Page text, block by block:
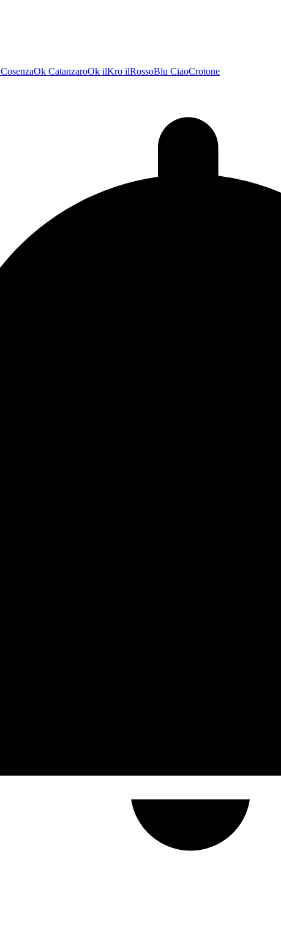
CosenzaOk CatanzaroOk ilKro ilRossoBlu CiaoCrotone